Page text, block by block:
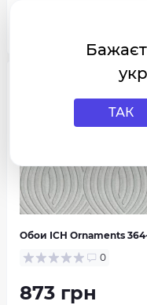
Обои ІСН Ornaments
0
873 грн
ТАК